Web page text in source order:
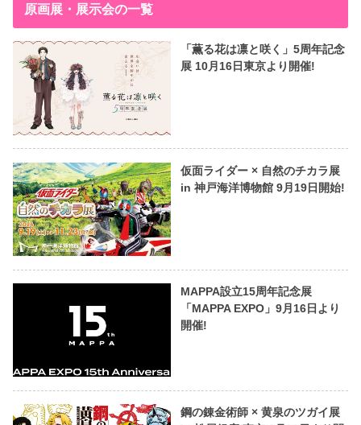
原画展・展示会の一覧
「薫る花は凛と咲く」5周年記念
展 10月16日東京より開催!
仮面ライダー × 自然のチカラ展
in 神戸海洋博物館 9月19日開始!
MAPPA設立15周年記念展
「MAPPA EXPO」9月16日より
開催!
鋼の錬金術師 × 黄泉のツガイ展